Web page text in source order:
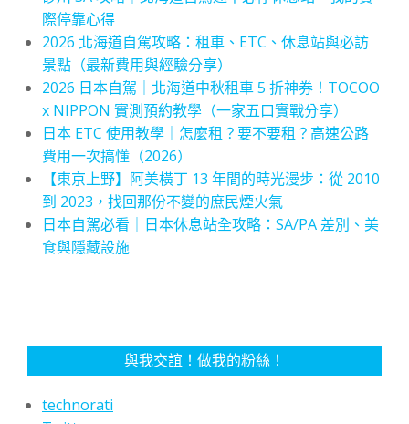
際停靠心得
2026 北海道自駕攻略：租車、ETC、休息站與必訪
景點（最新費用與經驗分享）
2026 日本自駕｜北海道中秋租車 5 折神券！TOCOO
x NIPPON 實測預約教學（一家五口實戰分享）
日本 ETC 使用教學｜怎麼租？要不要租？高速公路
費用一次搞懂（2026）
【東京上野】阿美橫丁 13 年間的時光漫步：從 2010
到 2023，找回那份不變的庶民煙火氣
日本自駕必看｜日本休息站全攻略：SA/PA 差別、美
食與隱藏設施
與我交誼！做我的粉絲！
technorati